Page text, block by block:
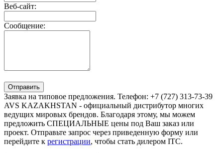
Веб-сайт:
Сообщение:
Отправить
Заявка на типовое предложения. Телефон: +7 (727) 313-73-39
AVS KAZAKHSTAN - официальный дистрибутор многих
ведущих мировых брендов. Благодаря этому, мы можем
предложить СПЕЦИАЛЬНЫЕ цены под Ваш заказ или
проект. Отправьте запрос через приведенную форму или
перейдите к регистрации, чтобы стать дилером ITC.